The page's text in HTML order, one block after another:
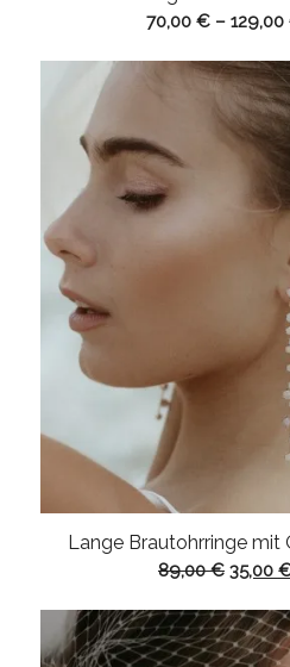
70,00€ –129,00
Lange Brautohrringe mit
89,00€
war:
89,00
35,00